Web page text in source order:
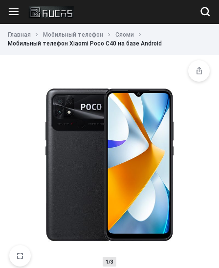
Главная Мобильный телефон
Сяоми
Мобильный телефон Xiaomi Poco C40 на базе Android
1/3